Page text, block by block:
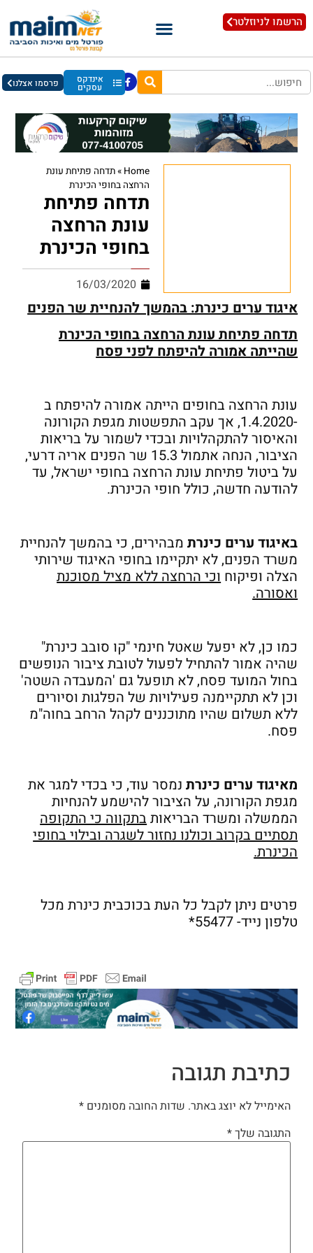
הרשמו לניוזלטר
אינדקס
עסקים פרסמו אצלנו
Home
»תדחה פתיחת עונת
הרחצה בחופי הכינרת
תדחה פתיחת
עונת הרחצה
בחופי הכינרת
16/03/2020
איגוד ערים כינרת: בהמשך להנחיית שר הפנים
תדחה פתיחת עונת הרחצה בחופי הכינרת
שהייתה אמורה להיפתח לפני פסח
עונת הרחצה בחופים הייתה אמורה להיפתח ב
-1.4.2020, אך עקב התפשטות מגפת הקורונה
והאיסור להתקהלויות ובכדי לשמור על בריאות
הציבור, הנחה אתמול 15.3 שר הפנים אריה דרעי,
על ביטול פתיחת עונת הרחצה בחופי ישראל, עד
להודעה חדשה, כולל חופי הכינרת.
באיגוד ערים כינרתמבהירים, כי בהמשך להנחיית
משרד הפנים, לא יתקיימו בחופי האיגוד שירותי
הצלה ופיקוחוכי הרחצה ללא מציל מסוכנת
ואסורה.
כמו כן, לא יפעל שאטל חינמי "קו סובב כינרת"
שהיה אמור להתחיל לפעול לטובת ציבור הנופשים
בחול המועד פסח, לא תופעל גם 'המעבדה השטה'
וכן לא תתקיימנה פעילויות של הפלגות וסיורים
ללא תשלום שהיו מתוכננים לקהל הרחב בחוה"מ
פסח.
מאיגוד ערים כינרתנמסר עוד, כי בכדי למגר את
מגפת הקורונה, על הציבור להישמע להנחיות
הממשלה ומשרד הבריאות בתקווה כי התקופה
תסתיים בקרוב וכולנו נחזור לשגרה ובילוי בחופי
הכינרת.
פרטים ניתן לקבל כל העת בכוכבית כינרת מכל
טלפון נייד- 55477*
כתיבת תגובה
האימייל לא יוצג באתר. שדות החובה מסומנים *
התגובה שלך*